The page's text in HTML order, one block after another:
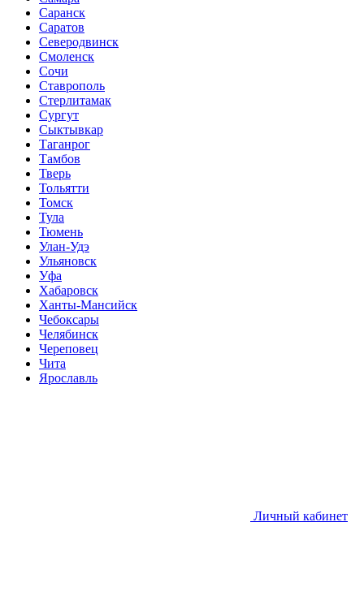
Саранск
Саратов
Северодвинск
Смоленск
Сочи
Ставрополь
Стерлитамак
Сургут
Сыктывкар
Таганрог
Тамбов
Тверь
Тольятти
Томск
Тула
Тюмень
Улан-Удэ
Ульяновск
Уфа
Хабаровск
Ханты-Мансийск
Чебоксары
Челябинск
Череповец
Чита
Ярославль
Личный кабинет